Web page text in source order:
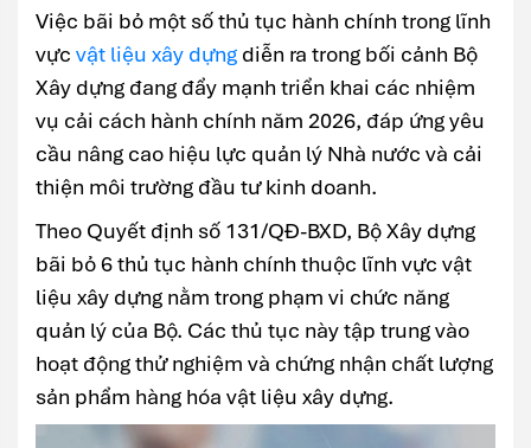
Việc bãi bỏ một số thủ tục hành chính trong lĩnh
vực vật liệu xây dựng diễn ra trong bối cảnh Bộ
Xây dựng đang đẩy mạnh triển khai các nhiệm
vụ cải cách hành chính năm 2026, đáp ứng yêu
cầu nâng cao hiệu lực quản lý Nhà nước và cải
thiện môi trường đầu tư kinh doanh.
Theo Quyết định số 131/QĐ-BXD, Bộ Xây dựng
bãi bỏ 6 thủ tục hành chính thuộc lĩnh vực vật
liệu xây dựng nằm trong phạm vi chức năng
quản lý của Bộ. Các thủ tục này tập trung vào
hoạt động thử nghiệm và chứng nhận chất lượng
sản phẩm hàng hóa vật liệu xây dựng.